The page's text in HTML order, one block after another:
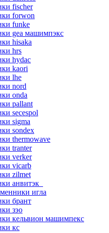
fischer
forwon
funke
gea машимпэкс
hisaka
hrs
hydac
kaori
lhe
nord
onda
pallant
secespol
sigma
sondex
thermowave
tranter
verker
vicarb
zilmet
анвитэк
игла
брант
зэо
кельвион машимпекс
кс